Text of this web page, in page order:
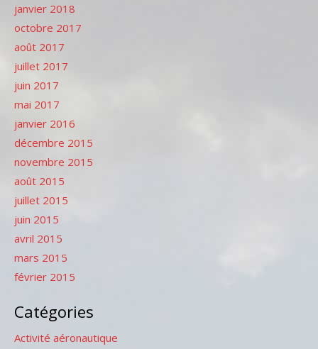
janvier 2018
octobre 2017
août 2017
juillet 2017
juin 2017
mai 2017
janvier 2016
décembre 2015
novembre 2015
août 2015
juillet 2015
juin 2015
avril 2015
mars 2015
février 2015
Catégories
Activité aéronautique